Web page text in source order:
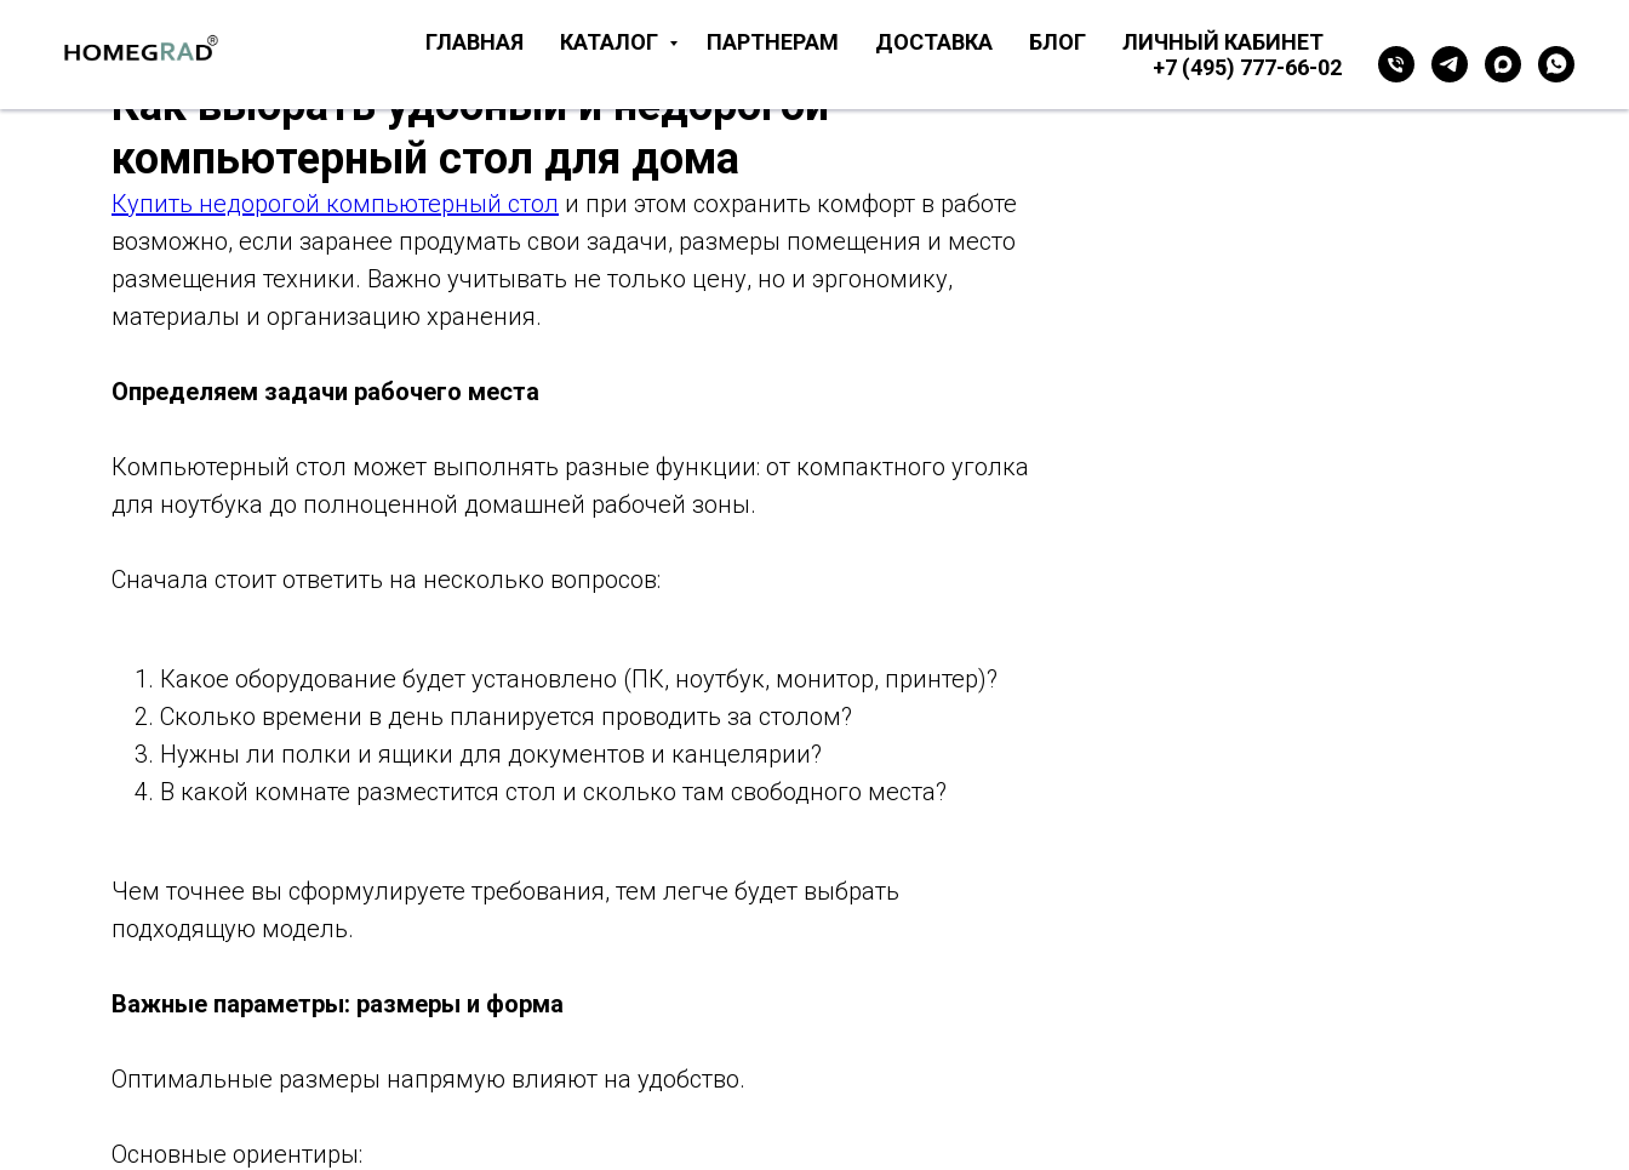
ГЛАВНАЯ КАТАЛОГ ПАРТНЕРАМ ДОСТАВКА БЛОГ
ЛИЧНЫЙ КАБИНЕТ
+7 (495) 777-66-02
Как выбрать удобный и недорогой
компьютерный стол для дома
Купить недорогой компьютерный стол и при этом сохранить комфорт в работе
возможно, если заранее продумать свои задачи, размеры помещения и место
размещения техники. Важно учитывать не только цену, но и эргономику,
материалы и организацию хранения.
Определяем задачи рабочего места
Компьютерный стол может выполнять разные функции: от компактного уголка
для ноутбука до полноценной домашней рабочей зоны.
Сначала стоит ответить на несколько вопросов:
Какое оборудование будет установлено (ПК, ноутбук, монитор, принтер)?
Сколько времени в день планируется проводить за столом?
Нужны ли полки и ящики для документов и канцелярии?
В какой комнате разместится стол и сколько там свободного места?
Чем точнее вы сформулируете требования, тем легче будет выбрать
подходящую модель.
Важные параметры: размеры и форма
Оптимальные размеры напрямую влияют на удобство.
Основные ориентиры: